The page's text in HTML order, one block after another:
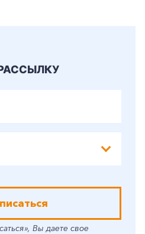
Вы даете свое